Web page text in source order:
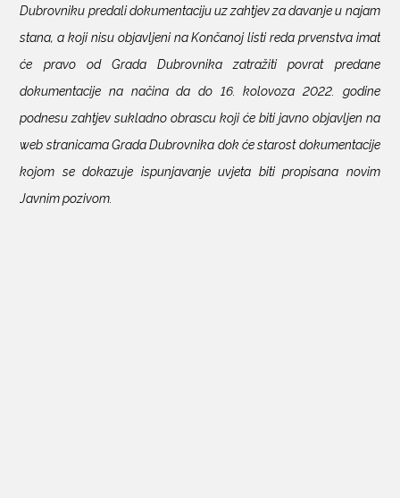
Dubrovniku predali dokumentaciju uz zahtjev za davanje u najam
stana, a koji nisu objavljeni na Končanoj listi reda prvenstva imat
će pravo od Grada Dubrovnika zatražiti povrat predane
dokumentacije na načina da do 16. kolovoza 2022. godine
podnesu zahtjev sukladno obrascu koji će biti javno objavljen na
web stranicama Grada Dubrovnika dok će starost dokumentacije
kojom se dokazuje ispunjavanje uvjeta biti propisana novim
Javnim pozivom.